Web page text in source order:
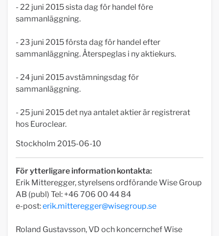
- 22 juni 2015 sista dag för handel före
sammanläggning.
- 23 juni 2015 första dag för handel efter
sammanläggning. Återspeglas i ny aktiekurs.
- 24 juni 2015 avstämningsdag för
sammanläggning.
- 25 juni 2015 det nya antalet aktier är registrerat
hos Euroclear.
Stockholm 2015-06-10
För ytterligare information kontakta:
Erik Mitteregger, styrelsens ordförande Wise Group
AB (publ) Tel: +46 706 00 44 84
e-post:erik.mitteregger@wisegroup.se
Roland Gustavsson, VD och koncernchef Wise